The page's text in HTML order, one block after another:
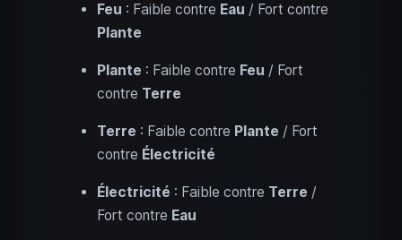
Feu : Faible contre Eau / Fort contre
Plante
Plante : Faible contre Feu / Fort
contre Terre
Terre : Faible contre Plante / Fort
contre Électricité
Électricité : Faible contre Terre /
Fort contre Eau